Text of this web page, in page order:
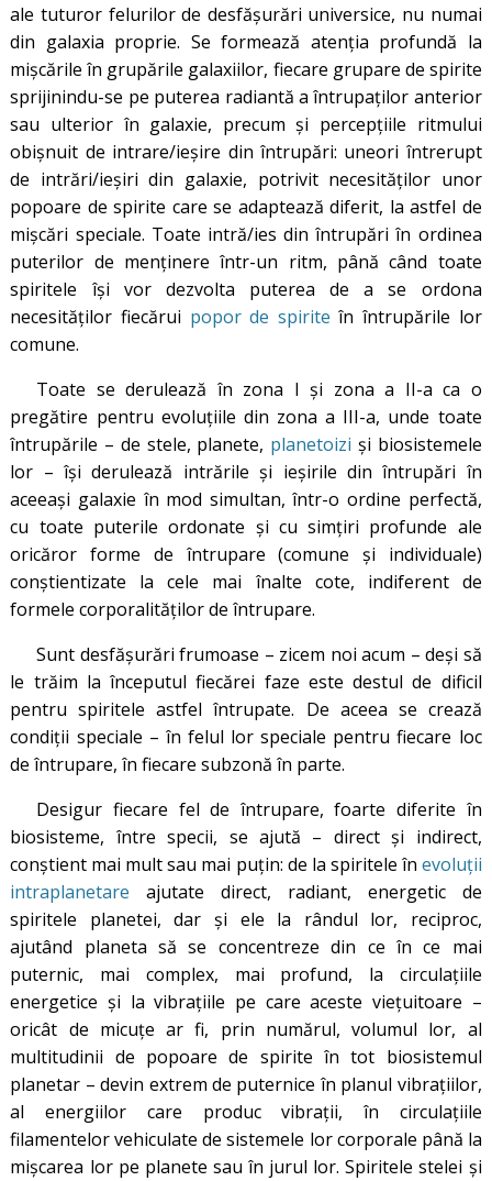
ale tuturor felurilor de desfășurări universice, nu numai
din galaxia proprie. Se formează atenția profundă la
mișcările în grupările galaxiilor, fiecare grupare de spirite
sprijinindu-se pe puterea radiantă a întrupaților anterior
sau ulterior în galaxie, precum și percepțiile ritmului
obișnuit de intrare/ieșire din întrupări: uneori întrerupt
de intrări/ieșiri din galaxie, potrivit necesităților unor
popoare de spirite care se adaptează diferit, la astfel de
mișcări speciale. Toate intră/ies din întrupări în ordinea
puterilor de menținere într-un ritm, până când toate
spiritele își vor dezvolta puterea de a se ordona
necesităților fiecărui popor de spirite în întrupările lor
comune.
Toate se derulează în zona I și zona a II-a ca o
pregătire pentru evoluțiile din zona a III-a, unde toate
întrupările – de stele, planete, planetoizi și biosistemele
lor – își derulează intrările și ieșirile din întrupări în
aceeași galaxie în mod simultan, într-o ordine perfectă,
cu toate puterile ordonate și cu simțiri profunde ale
oricăror forme de întrupare (comune și individuale)
conștientizate la cele mai înalte cote, indiferent de
formele corporalităților de întrupare.
Sunt desfășurări frumoase – zicem noi acum – deși să
le trăim la începutul fiecărei faze este destul de dificil
pentru spiritele astfel întrupate. De aceea se crează
condiții speciale – în felul lor speciale pentru fiecare loc
de întrupare, în fiecare subzonă în parte.
Desigur fiecare fel de întrupare, foarte diferite în
biosisteme, între specii, se ajută – direct și indirect,
conștient mai mult sau mai puțin: de la spiritele în evoluții
intraplanetare ajutate direct, radiant, energetic de
spiritele planetei, dar și ele la rândul lor, reciproc,
ajutând planeta să se concentreze din ce în ce mai
puternic, mai complex, mai profund, la circulațiile
energetice și la vibrațiile pe care aceste viețuitoare –
oricât de micuțe ar fi, prin numărul, volumul lor, al
multitudinii de popoare de spirite în tot biosistemul
planetar – devin extrem de puternice în planul vibrațiilor,
al energiilor care produc vibrații, în circulațiile
filamentelor vehiculate de sistemele lor corporale până la
mișcarea lor pe planete sau în jurul lor. Spiritele stelei și